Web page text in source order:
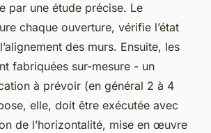
par une étude précise. Le
chaque ouverture, vérifie l’état
des murs. Ensuite, les
fabriquées sur-mesure - un
à prévoir (en général 2 à 4
elle, doit être exécutée avec
de l’horizontalité, mise en œuvre